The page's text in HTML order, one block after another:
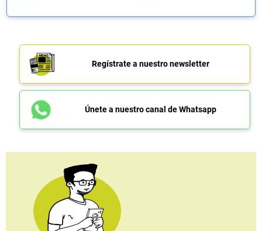
Regístrate a nuestro newsletter
Únete a nuestro canal de Whatsapp